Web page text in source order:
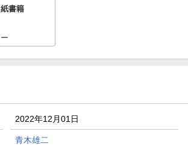
紙書籍
ー
2022年12月01日
青木雄二